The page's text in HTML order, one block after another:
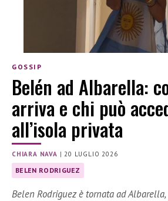
GOSSIP
Belén ad Albarella:
arriva e chi può
all’isola privata
CHIARA NAVA |20 LUGLIO 2026
BELEN RODRIGUEZ
Belen Rodriguez è tornata ad